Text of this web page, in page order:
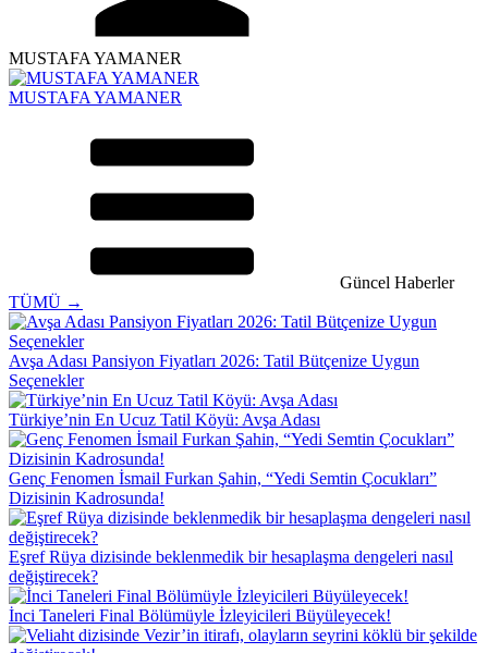
MUSTAFA YAMANER
MUSTAFA YAMANER
Güncel Haberler
TÜMÜ →
Avşa Adası Pansiyon Fiyatları 2026: Tatil Bütçenize Uygun
Seçenekler
Türkiye’nin En Ucuz Tatil Köyü: Avşa Adası
Genç Fenomen İsmail Furkan Şahin, “Yedi Semtin Çocukları”
Dizisinin Kadrosunda!
Eşref Rüya dizisinde beklenmedik bir hesaplaşma dengeleri nasıl
değiştirecek?
İnci Taneleri Final Bölümüyle İzleyicileri Büyüleyecek!